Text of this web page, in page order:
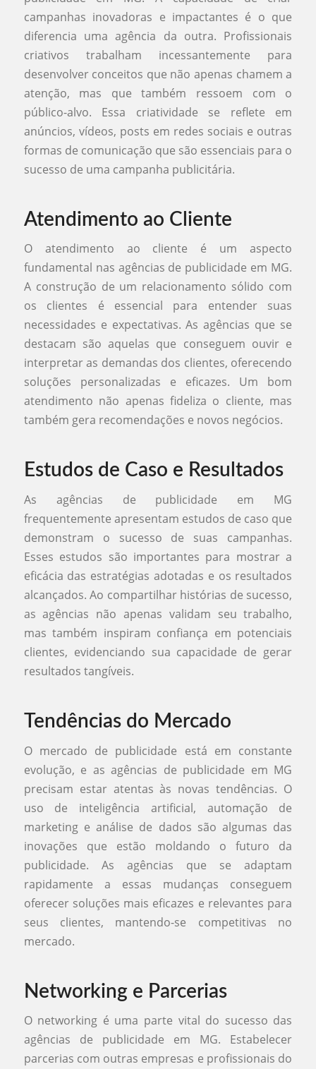
campanhas inovadoras e impactantes é o que
diferencia uma agência da outra. Profissionais
criativos trabalham incessantemente para
desenvolver conceitos que não apenas chamem a
atenção, mas que também ressoem com o
público-alvo. Essa criatividade se reflete em
anúncios, vídeos, posts em redes sociais e outras
formas de comunicação que são essenciais para o
sucesso de uma campanha publicitária.
Atendimento ao Cliente
O atendimento ao cliente é um aspecto
fundamental nas agências de publicidade em MG.
A construção de um relacionamento sólido com
os clientes é essencial para entender suas
necessidades e expectativas. As agências que se
destacam são aquelas que conseguem ouvir e
interpretar as demandas dos clientes, oferecendo
soluções personalizadas e eficazes. Um bom
atendimento não apenas fideliza o cliente, mas
também gera recomendações e novos negócios.
Estudos de Caso e Resultados
As agências de publicidade em MG
frequentemente apresentam estudos de caso que
demonstram o sucesso de suas campanhas.
Esses estudos são importantes para mostrar a
eficácia das estratégias adotadas e os resultados
alcançados. Ao compartilhar histórias de sucesso,
as agências não apenas validam seu trabalho,
mas também inspiram confiança em potenciais
clientes, evidenciando sua capacidade de gerar
resultados tangíveis.
Tendências do Mercado
O mercado de publicidade está em constante
evolução, e as agências de publicidade em MG
precisam estar atentas às novas tendências. O
uso de inteligência artificial, automação de
marketing e análise de dados são algumas das
inovações que estão moldando o futuro da
publicidade. As agências que se adaptam
rapidamente a essas mudanças conseguem
oferecer soluções mais eficazes e relevantes para
seus clientes, mantendo-se competitivas no
mercado.
Networking e Parcerias
O networking é uma parte vital do sucesso das
agências de publicidade em MG. Estabelecer
parcerias com outras empresas e profissionais do